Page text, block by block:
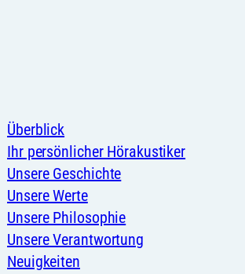
Überblick
Ihr persönlicher Hörakustiker
Unsere Geschichte
Unsere Werte
Unsere Philosophie
Unsere Verantwortung
Neuigkeiten